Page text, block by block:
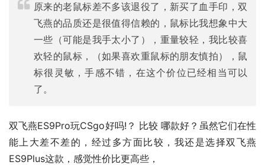
原来的老鼠标差不多该退役了，新买了血手印，双
飞燕的品质还是很值得信赖的，鼠标比我想象中大
一些（可能是我手太小了），重量较轻，我比较喜
欢轻的鼠标，（如果喜欢重鼠标的朋友慎拍），鼠
标很灵敏，手感不错，在这个价位已经相当可以
了。
双飞燕ES9Pro玩CSgo好吗!？ 比较 哪款好？虽然它们在性
能上大差不差的，经过多方面比较，我还是选择双飞燕
ES9Plus这款，感觉性价比更高些，